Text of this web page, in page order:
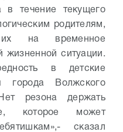
в течение текущего
родителям,
на временное
жизненной ситуации.
в детские
города Волжского
резона держать
которое может
сказал